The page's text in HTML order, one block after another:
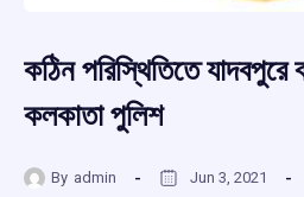
কঠিন পরিস্থিতিতে যাদবপুরে
কলকাতা পুলিশ
By admin Jun 3, 2021